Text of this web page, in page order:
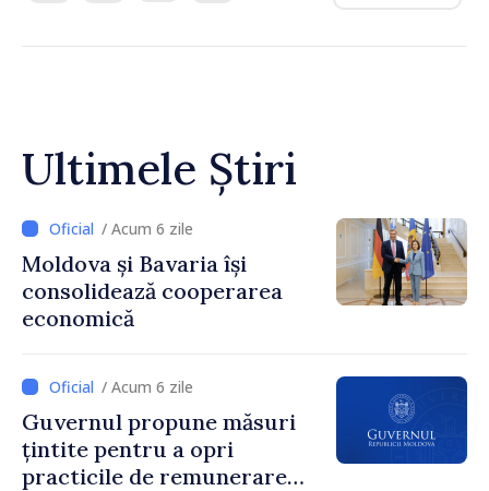
Ultimele Știri
/ Acum 6 zile
Moldova și Bavaria își
consolidează cooperarea
economică
/ Acum 6 zile
Guvernul propune măsuri
țintite pentru a opri
practicile de remunerare